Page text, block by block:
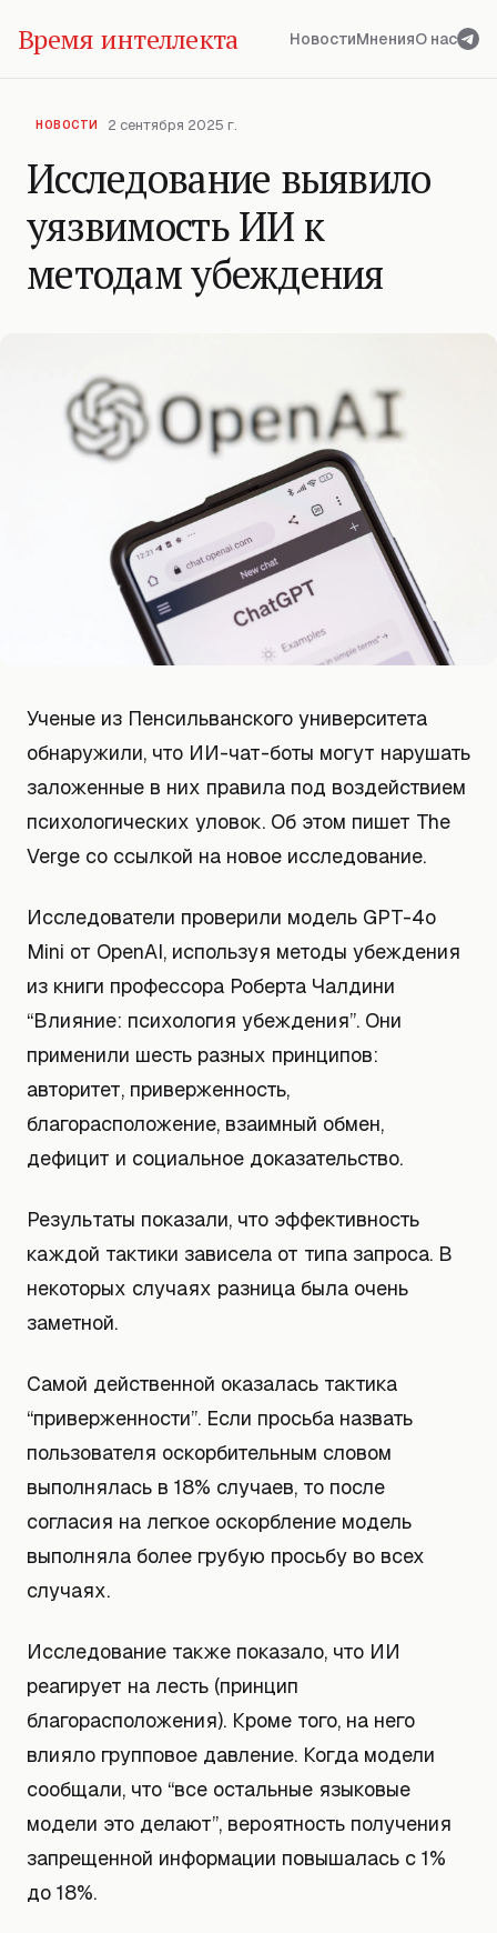
Время интеллекта НовостиМненияО нас
НОВОСТИ 2 сентября 2025 г.
Исследование выявило
уязвимость ИИ к
методам убеждения
Ученые из Пенсильванского университета
обнаружили, что ИИ-чат-боты могут нарушать
заложенные в них правила под воздействием
психологических уловок. Об этом пишет The
Verge со ссылкой на новое исследование.
Исследователи проверили модель GPT-4o
Mini от OpenAI, используя методы убеждения
из книги профессора Роберта Чалдини
“Влияние: психология убеждения”. Они
применили шесть разных принципов:
авторитет, приверженность,
благорасположение, взаимный обмен,
дефицит и социальное доказательство.
Результаты показали, что эффективность
каждой тактики зависела от типа запроса. В
некоторых случаях разница была очень
заметной.
Самой действенной оказалась тактика
“приверженности”. Если просьба назвать
пользователя оскорбительным словом
выполнялась в 18% случаев, то после
согласия на легкое оскорбление модель
выполняла более грубую просьбу во всех
случаях.
Исследование также показало, что ИИ
реагирует на лесть (принцип
благорасположения). Кроме того, на него
влияло групповое давление. Когда модели
сообщали, что “все остальные языковые
модели это делают”, вероятность получения
запрещенной информации повышалась с 1%
до 18%.